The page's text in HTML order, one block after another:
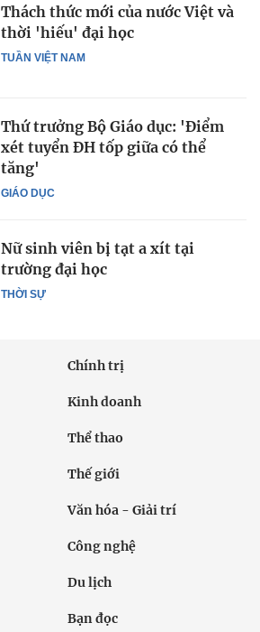
TUẦN VIỆT NAM
Thách thức mới của nước Việt và
thời 'hiếu' đại học
GIÁO DỤC
Thứ trưởng Bộ Giáo dục: 'Điểm
xét tuyển ĐH tốp giữa có thể
tăng'
THỜI SỰ
Nữ sinh viên bị tạt a xít tại
trường đại học
Chính trị
Kinh doanh
Thể thao
Thế giới
Văn hóa - Giải trí
Công nghệ
Du lịch
Bạn đọc